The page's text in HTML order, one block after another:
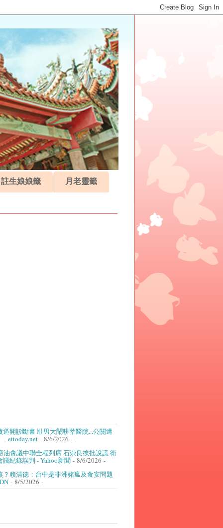
註生娘娘籤 月老靈籤
逼開診斷書 壯男大鬧耕莘醫院...公關遭
- ettoday.net - 8/6/2026 -
油會議中聯全程列席 石崇良挨批說謊 衛
議紀錄誤判 - Yahoo新聞 - 8/6/2026 -
？賴清德：台中是非洲豬瘟及食安問題
- 8/5/2026 -